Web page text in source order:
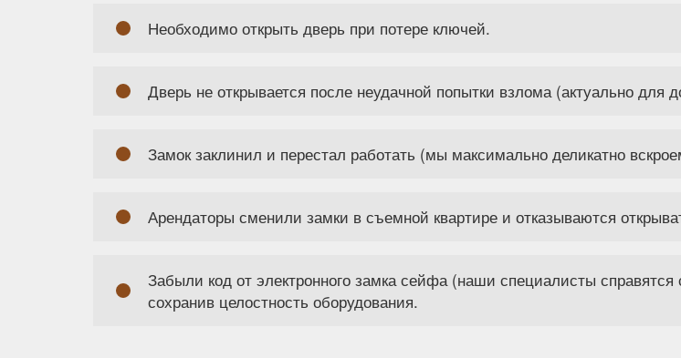
Необходимо открыть дверь при потере ключей.
Дверь не открывается после неудачной попытки взлома (актуально
Замок заклинил и перестал работать (мы максимально деликатно
Арендаторы сменили замки в съемной квартире и отказываются
Забыли код от электронного замка сейфа (наши специалисты
сохранив целостность оборудования.